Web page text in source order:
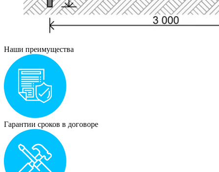
Наши преимущества
Гарантии сроков в договоре